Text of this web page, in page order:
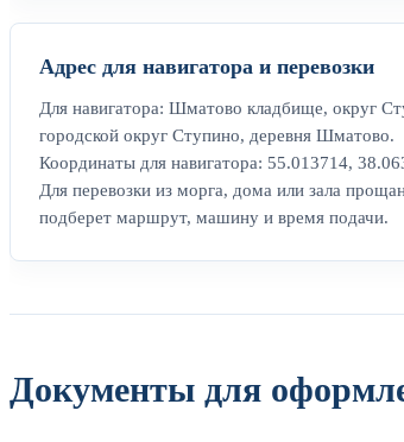
Адрес для навигатора и перевозки
Для навигатора: Шматово кладбище, округ
городской округ Ступино, деревня Шматово.
Координаты для навигатора: 55.013714,
Для перевозки из морга, дома или зала
подберет маршрут, машину и время подачи.
Документы для